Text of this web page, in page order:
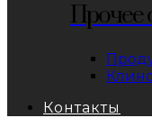
Прочее
Контакты